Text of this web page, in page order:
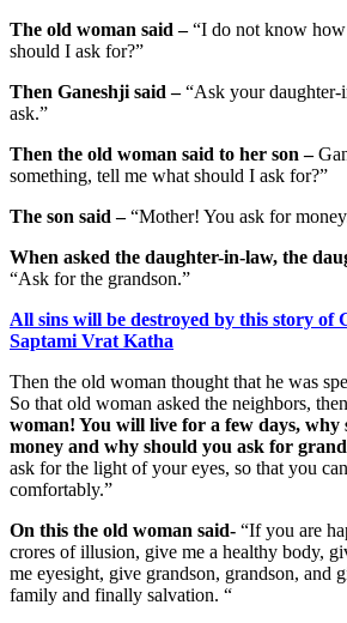
The old woman said –“I do not know
should I ask for?”
Then Ganeshji said –“Ask your daughter-
ask.”
Then the old woman said to her son –
something, tell me what should I ask for?”
The son said –“Mother! You ask for
When asked the daughter-in-law, the
“Ask for the grandson.”
All sins will be destroyed by this story of
Saptami Vrat Katha
Then the old woman thought that he was
So that old woman asked the neighbors,
woman! You will live for a few days, why
money and why should you ask for
ask for the light of your eyes, so that you
comfortably.”
On this the old woman said- “If you are
crores of illusion, give me a healthy body,
me eyesight, give grandson, grandson, and
family and finally salvation. “